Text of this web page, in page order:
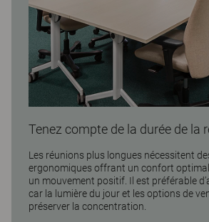
Tenez compte de la durée de la
Les réunions plus longues nécessitent
ergonomiques offrant un confort
un mouvement positif. Il est préférable
car la lumière du jour et les options de
préserver la concentration.